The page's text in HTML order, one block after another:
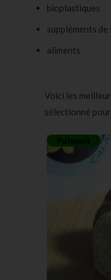
bioplastiques
suppléments de
aliments
Voici les
sélectionné
Puissant